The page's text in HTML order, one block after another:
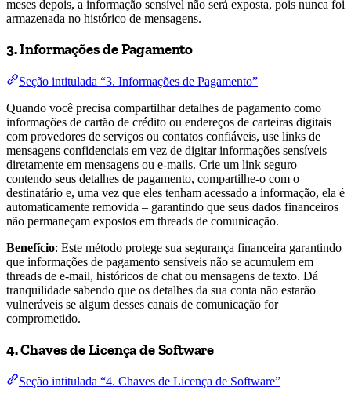
meses depois, a informação sensível não será exposta, pois nunca foi
armazenada no histórico de mensagens.
3. Informações de Pagamento
Seção intitulada “3. Informações de Pagamento”
Quando você precisa compartilhar detalhes de pagamento como
informações de cartão de crédito ou endereços de carteiras digitais
com provedores de serviços ou contatos confiáveis, use links de
mensagens confidenciais em vez de digitar informações sensíveis
diretamente em mensagens ou e-mails. Crie um link seguro
contendo seus detalhes de pagamento, compartilhe-o com o
destinatário e, uma vez que eles tenham acessado a informação, ela é
automaticamente removida – garantindo que seus dados financeiros
não permaneçam expostos em threads de comunicação.
Benefício: Este método protege sua segurança financeira garantindo
que informações de pagamento sensíveis não se acumulem em
threads de e-mail, históricos de chat ou mensagens de texto. Dá
tranquilidade sabendo que os detalhes da sua conta não estarão
vulneráveis se algum desses canais de comunicação for
comprometido.
4. Chaves de Licença de Software
Seção intitulada “4. Chaves de Licença de Software”